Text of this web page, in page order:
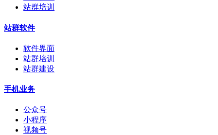
站群培训
站群软件
软件界面
站群培训
站群建设
手机业务
公众号
小程序
视频号